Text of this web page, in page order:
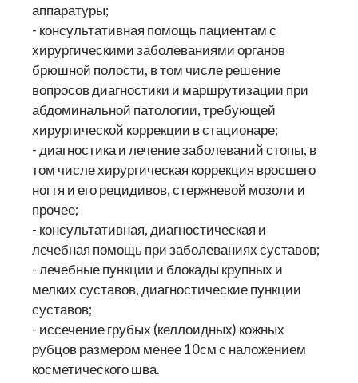
аппаратуры;
- консультативная помощь пациентам с
хирургическими заболеваниями органов
брюшной полости, в том числе решение
вопросов диагностики и маршрутизации при
абдоминальной патологии, требующей
хирургической коррекции в стационаре;
- диагностика и лечение заболеваний стопы, в
том числе хирургическая коррекция вросшего
ногтя и его рецидивов, стержневой мозоли и
прочее;
- консультативная, диагностическая и
лечебная помощь при заболеваниях суставов;
- лечебные пункции и блокады крупных и
мелких суставов, диагностические пункции
суставов;
- иссечение грубых (келлоидных) кожных
рубцов размером менее 10см с наложением
косметического шва.